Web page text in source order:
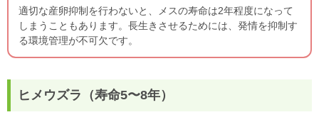
適切な産卵抑制を行わないと、メスの寿命は2年程度になって
しまうこともあります。長生きさせるためには、発情を抑制す
る環境管理が不可欠です。
ヒメウズラ（寿命5〜8年）